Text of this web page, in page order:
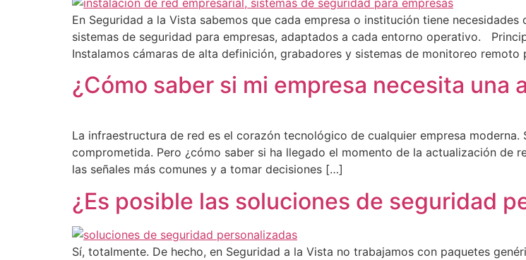
En Seguridad a la Vista sabemos que cada empresa o institución tiene
sistemas de seguridad para empresas, adaptados a cada entorno operativo.
Instalamos cámaras de alta definición, grabadores y sistemas de monitoreo
¿Cómo saber si mi empresa necesita una
La infraestructura de red es el corazón tecnológico de cualquier empresa
comprometida. Pero ¿cómo saber si ha llegado el momento de la actualización de
las señales más comunes y a tomar decisiones […]
¿Es posible las soluciones de seguridad
Sí, totalmente. De hecho, en Seguridad a la Vista no trabajamos con paquetes